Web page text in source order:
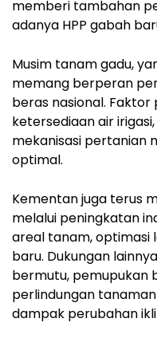
memberi tambahan
adanya HPP gabah
Musim tanam gadu,
memang berperan
beras nasional.
ketersediaan air
mekanisasi pertanian
optimal.
Kementan juga terus
melalui peningkatan
areal tanam, optimasi
baru. Dukungan
bermutu, pemupukan
perlindungan
dampak perubahan